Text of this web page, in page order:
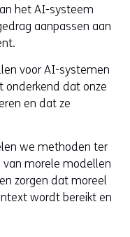
het AI-systeem
aanpassen aan
voor AI-systemen
onderkend dat onze
en dat ze
we methoden ter
van morele modellen
zorgen dat moreel
wordt bereikt en